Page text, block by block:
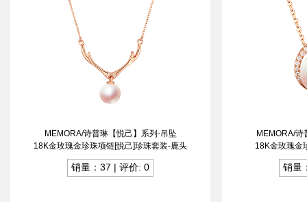
MEMORA/诗普琳【悦己】系列-吊坠
18K金玫瑰金珍珠项链[悦己]珍珠套装-鹿头
销量：37 | 评价: 0
MEMORA/诗
18K金玫瑰金
销量